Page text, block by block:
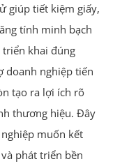
giúp tiết kiệm giấy,
tính minh bạch
khai đúng
doanh nghiệp tiến
tạo ra lợi ích rõ
thương hiệu. Đây
muốn kết
phát triển bền